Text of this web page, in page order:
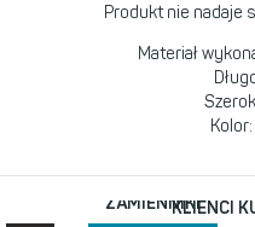
Produkt nie nadaje
Materiał
ZAMIENNIKIKLIENCI